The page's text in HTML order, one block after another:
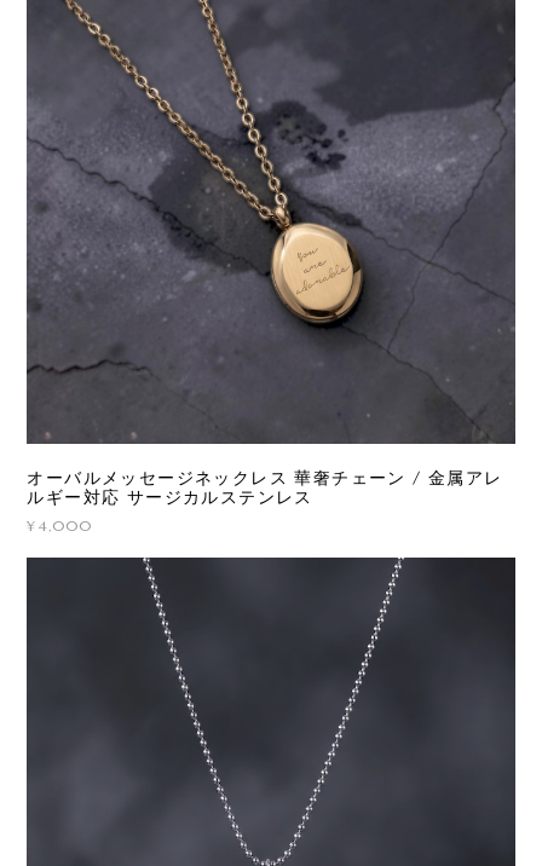
オーバルメッセージネックレス 華奢チェーン / 金属アレ
ルギー対応 サージカルステンレス
¥4,000